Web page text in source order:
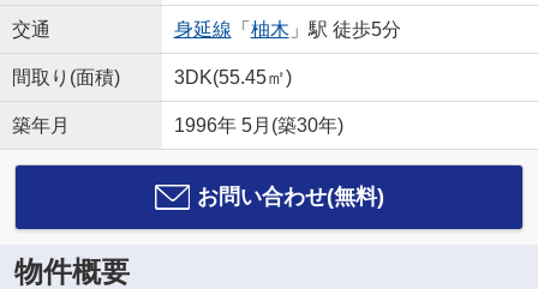
交通 身延線 「 柚木 」駅 徒歩5分
間取り(面積) 3DK(55.45㎡)
築年月 1996年 5月(築30年)
お問い合わせ(無料)
物件概要